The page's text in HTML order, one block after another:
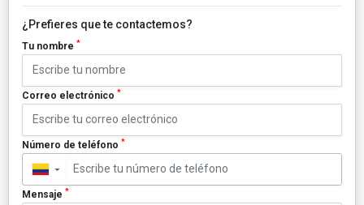
¿Prefieres que te contactemos?
Tu nombre *
Correo electrónico *
Número de teléfono *
▼
Mensaje *